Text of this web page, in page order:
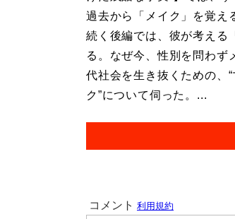
過去から「メイク」を覚え
続く後編では、彼が考える
る。なぜ今、性別を問わず
代社会を生き抜くための、
ク”について伺った。...